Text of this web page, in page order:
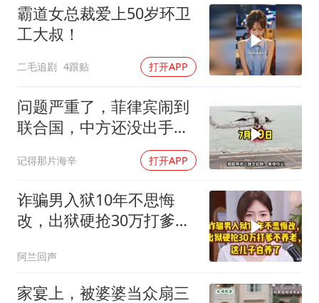
霸道女总裁爱上50岁环卫
工大叔！
二毛追剧 4跟贴 打开APP
问题严重了，菲律宾闹到
联合国，中方还没出手，
记得那片海辛 打开APP
诈骗男入狱10年不思悔
改，出狱硬抢30万打爹不
阿兰回声
家宴上，被婆婆当众扇三